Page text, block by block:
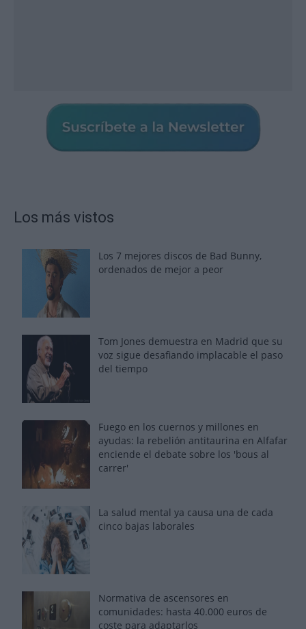
Los más vistos
Los 7 mejores discos de Bad Bunny,
ordenados de mejor a peor
Tom Jones demuestra en Madrid que su
voz sigue desafiando implacable el paso
del tiempo
Fuego en los cuernos y millones en
ayudas: la rebelión antitaurina en Alfafar
enciende el debate sobre los 'bous al
carrer'
La salud mental ya causa una de cada
cinco bajas laborales
Normativa de ascensores en
comunidades: hasta 40.000 euros de
coste para adaptarlos